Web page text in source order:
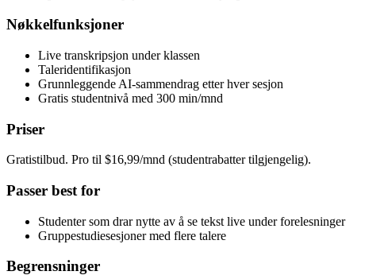
Nøkkelfunksjoner
Live transkripsjon under klassen
Taleridentifikasjon
Grunnleggende AI-sammendrag etter hver sesjon
Gratis studentnivå med 300 min/mnd
Priser
Gratistilbud. Pro til $16,99/mnd (studentrabatter tilgjengelig).
Passer best for
Studenter som drar nytte av å se tekst live under forelesninger
Gruppestudiesesjoner med flere talere
Begrensninger